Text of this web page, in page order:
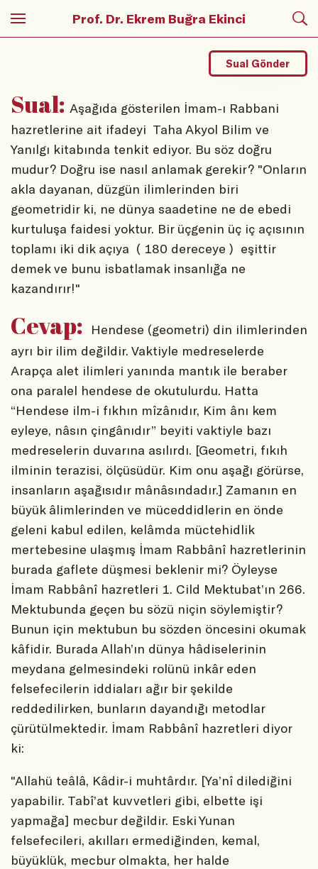
Prof. Dr. Ekrem Buğra Ekinci
Sual: Aşağıda gösterilen İmam-ı Rabbani
hazretlerine ait ifadeyi Taha Akyol Bilim ve
Yanılgı kitabında tenkit ediyor. Bu söz doğru
mudur? Doğru ise nasıl anlamak gerekir? "Onların
akla dayanan, düzgün ilimlerinden biri
geometridir ki, ne dünya saadetine ne de ebedi
kurtuluşa faidesi yoktur. Bir üçgenin üç iç açısının
toplamı iki dik açıya ( 180 dereceye ) eşittir
demek ve bunu isbatlamak insanlığa ne
kazandırır!"
Sual Gönder
Cevap:
Hendese (geometri) din ilimlerinden
ayrı bir ilim değildir. Vaktiyle medreselerde
Arapça alet ilimleri yanında mantık ile beraber
ona paralel hendese de okutulurdu. Hatta
“Hendese ilm-i fıkhın mîzânıdır, Kim ânı kem
eyleye, nâsın çingânıdır” beyiti vaktiyle bazı
medreselerin duvarına asılırdı. [Geometri, fıkıh
ilminin terazisi, ölçüsüdür. Kim onu aşağı görürse,
insanların aşağısıdır mânâsındadır.] Zamanın en
büyük âlimlerinden ve müceddidlerin en önde
geleni kabul edilen, kelâmda müctehidlik
mertebesine ulaşmış İmam Rabbânî hazretlerinin
burada gaflete düşmesi beklenir mi? Öyleyse
İmam Rabbânî hazretleri 1. Cild Mektubat’ın 266.
Mektubunda geçen bu sözü niçin söylemiştir?
Bunun için mektubun bu sözden öncesini okumak
kâfidir. Burada Allah’ın dünya hâdiselerinin
meydana gelmesindeki rolünü inkâr eden
felsefecilerin iddiaları ağır bir şekilde
reddedilirken, bunların dayandığı metodlar
çürütülmektedir. İmam Rabbânî hazretleri diyor
ki:
"Allahü teâlâ, Kâdir-i muhtârdır. [Ya’nî dilediğini
yapabilir. Tabî’at kuvvetleri gibi, elbette işi
yapmağa] mecbur değildir. Eski Yunan
felsefecileri, akılları ermediğinden, kemal,
büyüklük, mecbur olmakta, her halde